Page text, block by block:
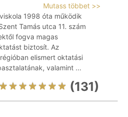
Mutass többet >>
1998 óta működik
Tamás utca 11. szám
fogva magas
biztosít. Az
elismert oktatási
valamint ...
(131)